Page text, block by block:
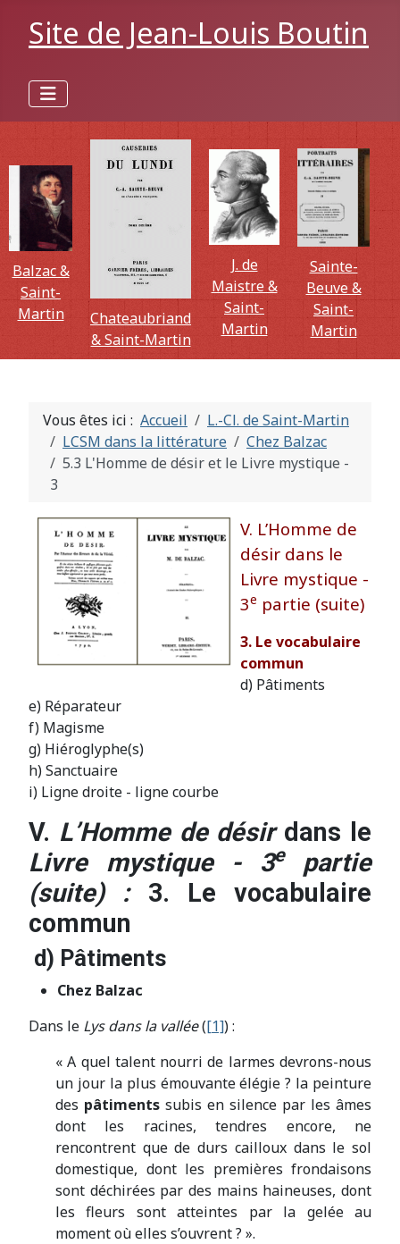
Site de Jean-Louis Boutin
Balzac &
Saint-
Martin
Chateaubriand
& Saint-Martin
J. de
Maistre &
Saint-
Martin
Sainte-
Beuve &
Saint-
Martin
Vous êtes ici : Accueil
L.-Cl. de Saint-Martin
LCSM dans la littérature
Chez Balzac
5.3 L'Homme de désir et le Livre mystique -
3
V. L’Homme de
désir dans le
Livre mystique -
3e partie (suite)
3. Le vocabulaire
commun
d) Pâtiments
e) Réparateur
f) Magisme
g) Hiéroglyphe(s)
h) Sanctuaire
i) Ligne droite - ligne courbe
V. L’Homme de désirdans le
Livre mystique - 3epartie
(suite) :
3. Le vocabulaire
commun
d) Pâtiments
Chez Balzac
Dans le Lys dans la vallée([1]) :
« A quel talent nourri de larmes devrons-nous
un jour la plus émouvante élégie ? la peinture
des pâtiments subis en silence par les âmes
dont les racines, tendres encore, ne
rencontrent que de durs cailloux dans le sol
domestique, dont les premières frondaisons
sont déchirées par des mains haineuses, dont
les fleurs sont atteintes par la gelée au
moment où elles s’ouvrent ? ».